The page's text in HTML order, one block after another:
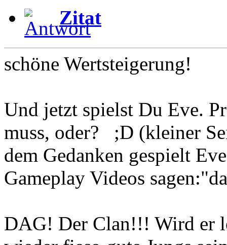
Zitat
schöne Wertsteigerung!
Und jetzt spielst Du Eve.
muss, oder? ;D (kleiner
dem Gedanken gespielt
Gameplay Videos
DAG! Der Clan!!! Wird er